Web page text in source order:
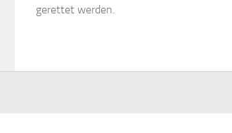
gerettet werden.